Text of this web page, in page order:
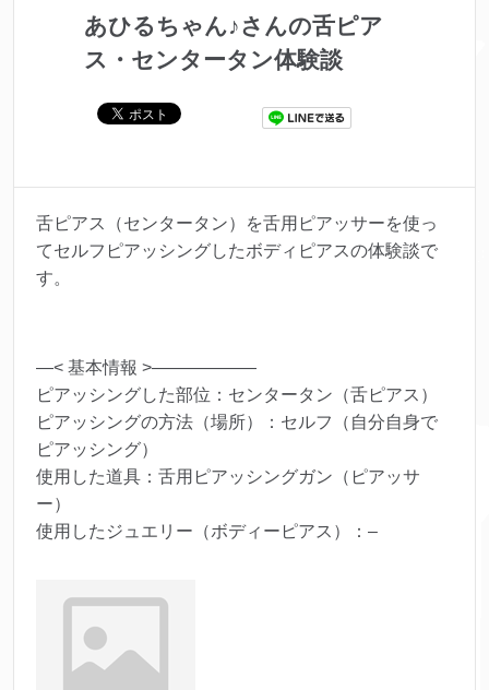
あひるちゃん♪さんの舌ピア
ス・センタータン体験談
舌ピアス（センタータン）を舌用ピアッサーを使っ
てセルフピアッシングしたボディピアスの体験談で
す。
—< 基本情報 >——————
ピアッシングした部位：センタータン（舌ピアス）
ピアッシングの方法（場所）：セルフ（自分自身で
ピアッシング）
使用した道具：舌用ピアッシングガン（ピアッサ
ー）
使用したジュエリー（ボディーピアス）：–